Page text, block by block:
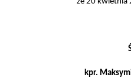
kpr.